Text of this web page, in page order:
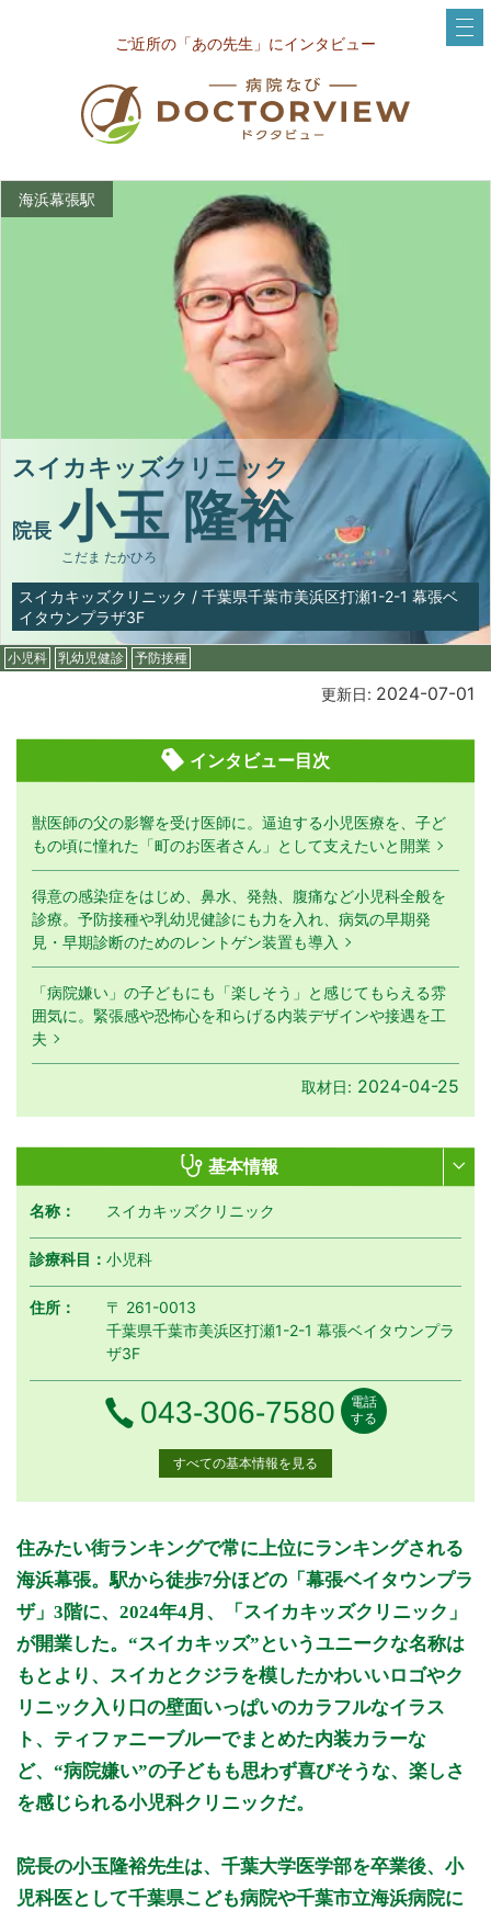
ご近所の「あの先生」にインタビュー
海浜幕張駅
スイカキッズクリニック
院長 小玉 隆裕
こだま たかひろ
スイカキッズクリニック / 千葉県千葉市美浜区打瀬1-2-1 幕張ベ
イタウンプラザ3F
小児科 乳幼児健診 予防接種
更新日: 2024-07-01
インタビュー目次
獣医師の父の影響を受け医師に。逼迫する小児医療を、子ど
もの頃に憧れた「町のお医者さん」として支えたいと開業
得意の感染症をはじめ、鼻水、発熱、腹痛など小児科全般を
診療。予防接種や乳幼児健診にも力を入れ、病気の早期発
見・早期診断のためのレントゲン装置も導入
「病院嫌い」の子どもにも「楽しそう」と感じてもらえる雰
囲気に。緊張感や恐怖心を和らげる内装デザインや接遇を工
夫
取材日: 2024-04-25
基本情報
名称： スイカキッズクリニック
診療科目：小児科
住所：
〒 261-0013
千葉県千葉市美浜区打瀬1-2-1 幕張ベイタウンプラ
ザ3F
電話番号
043-306-7580
電話
する
すべての基本情報を見る
診療時間 月 月曜日
火 火曜日
水 水曜日 土曜日
日 日曜日
9:00～10:00
●
9:00～12:00
● ● ●
●
10:00～12:00
●
14:00～15:00
● ● ●
●
15:00～19:00
● ● ● ●
休診日：木、日、祝
備考：※(月～水・金)14:00～15:00、(土)9:00～10:00は乳幼
※診療時間や臨時休診・診療内容等について、事前に必ず医療
機関ホームページ、またはお電話にてご確認ください。
住みたい街ランキングで常に上位にランキングされる
海浜幕張。駅から徒歩7分ほどの「幕張ベイタウンプラ
ザ」3階に、2024年4月、「スイカキッズクリニック」
が開業した。“スイカキッズ”というユニークな名称は
もとより、スイカとクジラを模したかわいいロゴやク
リニック入り口の壁面いっぱいのカラフルなイラス
ト、ティファニーブルーでまとめた内装カラーな
ど、“病院嫌い”の子どもも思わず喜びそうな、楽しさ
を感じられる小児科クリニックだ。
院長の小玉隆裕先生は、千葉大学医学部を卒業後、小
児科医として千葉県こども病院や千葉市立海浜病院に